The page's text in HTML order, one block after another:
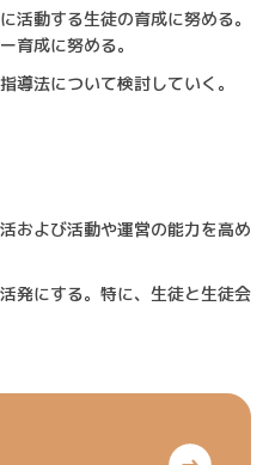
活動する生徒の育成に努める。
育成に努める。
導法について検討していく。
および活動や運営の能力を高め
発にする。特に、生徒と生徒会